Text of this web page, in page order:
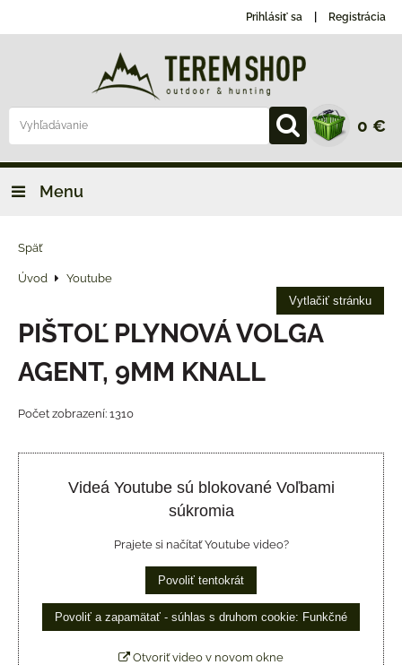
Prihlásiť sa Registrácia
0 €
Menu
Späť
Úvod
Youtube
Vytlačiť stránku
PIŠTOĽ PLYNOVÁ VOLGA
AGENT, 9MM KNALL
Počet zobrazení: 1310
Videá Youtube sú blokované Voľbami
súkromia
Prajete si načítať Youtube video?
Povoliť tentokrát
Povoliť a zapamätať - súhlas s druhom cookie: Funkčné
Otvoriť video v novom okne